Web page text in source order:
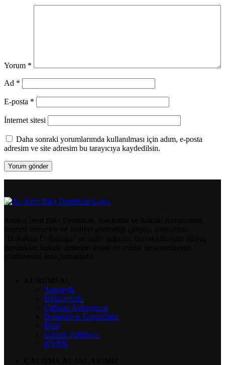
Yorum *
Ad *
E-posta *
İnternet sitesi
Daha sonraki yorumlarımda kullanılması için adım, e-posta
adresim ve site adresim bu tarayıcıya kaydedilsin.
Anasayfa
Hakkımızda
Çalışma Alanlarımız
Hesaplama Araçlarımız
Blog
Gizlilik Politikası
KVKK